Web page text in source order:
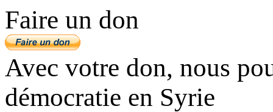
Faire un don
Avec votre don, nous
démocratie en Syrie